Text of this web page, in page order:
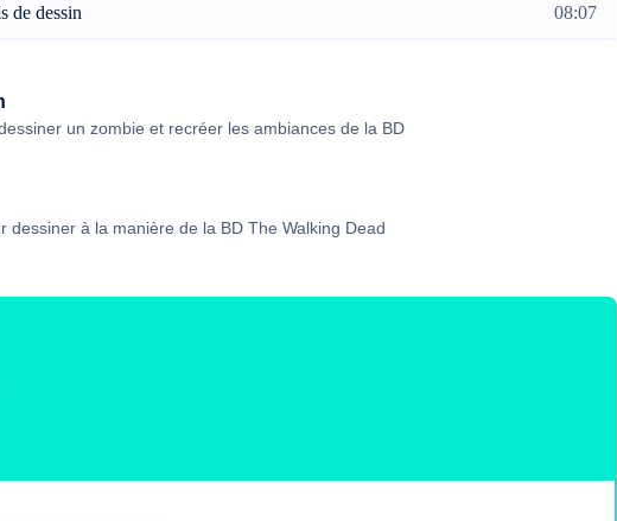
de dessin 08:07
un zombie et recréer les ambiances de la BD
dessiner à la manière de la BD The Walking Dead